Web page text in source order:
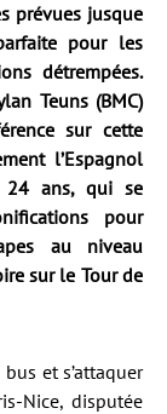
prévues jusque
pour les
détrempées.
Teuns (BMC)
sur cette
l’Espagnol
24 ans, qui se
pour
au niveau
sur le Tour de
et s’attaquer
Nice, disputée